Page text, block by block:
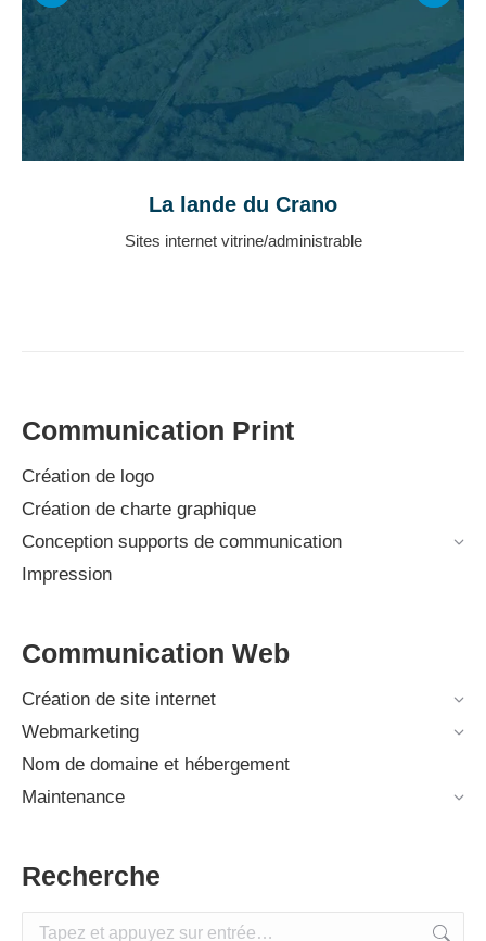
La lande du Crano
Sites internet vitrine/administrable
Communication Print
Création de logo
Création de charte graphique
Conception supports de communication
Impression
Communication Web
Création de site internet
Webmarketing
Nom de domaine et hébergement
Maintenance
Recherche
Recherche